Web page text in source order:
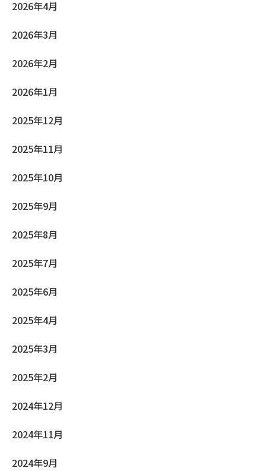
2026年4月
2026年3月
2026年2月
2026年1月
2025年12月
2025年11月
2025年10月
2025年9月
2025年8月
2025年7月
2025年6月
2025年4月
2025年3月
2025年2月
2024年12月
2024年11月
2024年9月